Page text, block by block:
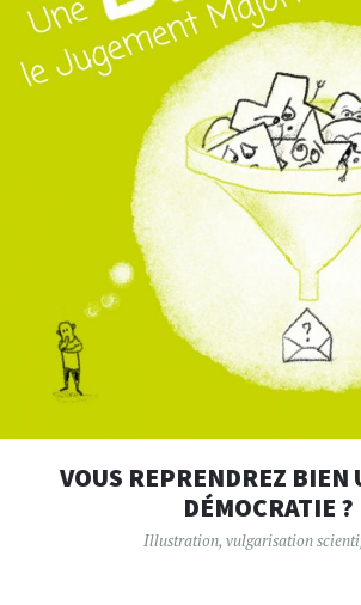
VOUS REPRENDREZ BIEN
DÉMOCRATIE ?
Illustration, vulgarisation